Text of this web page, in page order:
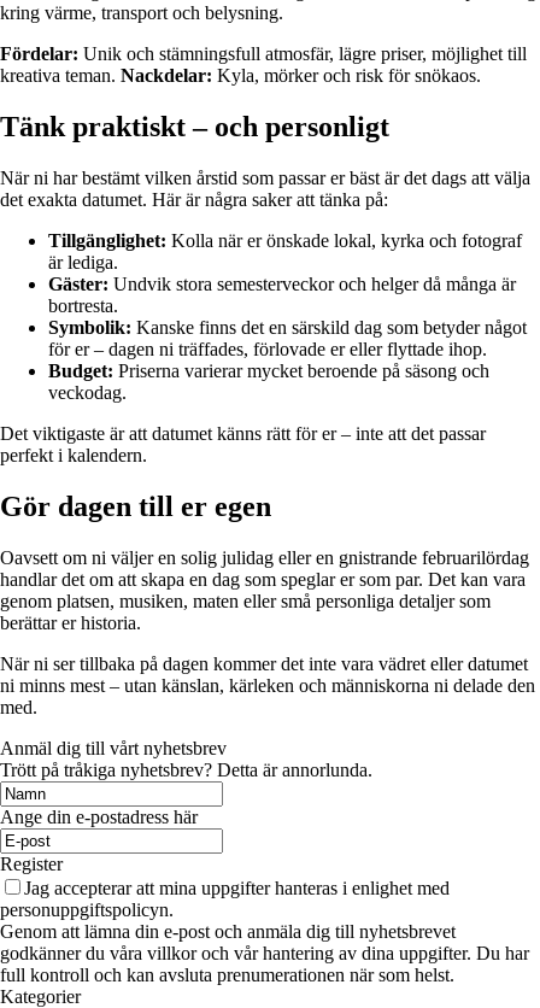
kring värme, transport och belysning.
Fördelar: Unik och stämningsfull atmosfär, lägre priser, möjlighet till
kreativa teman. Nackdelar: Kyla, mörker och risk för snökaos.
Tänk praktiskt – och personligt
När ni har bestämt vilken årstid som passar er bäst är det dags att välja
det exakta datumet. Här är några saker att tänka på:
Tillgänglighet: Kolla när er önskade lokal, kyrka och fotograf
är lediga.
Gäster: Undvik stora semesterveckor och helger då många är
bortresta.
Symbolik: Kanske finns det en särskild dag som betyder något
för er – dagen ni träffades, förlovade er eller flyttade ihop.
Budget: Priserna varierar mycket beroende på säsong och
veckodag.
Det viktigaste är att datumet känns rätt för er – inte att det passar
perfekt i kalendern.
Gör dagen till er egen
Oavsett om ni väljer en solig julidag eller en gnistrande februarilördag
handlar det om att skapa en dag som speglar er som par. Det kan vara
genom platsen, musiken, maten eller små personliga detaljer som
berättar er historia.
När ni ser tillbaka på dagen kommer det inte vara vädret eller datumet
ni minns mest – utan känslan, kärleken och människorna ni delade den
med.
Anmäl dig till vårt nyhetsbrev
Trött på tråkiga nyhetsbrev? Detta är annorlunda.
Ange din e-postadress här
Register
Jag accepterar att mina uppgifter hanteras i enlighet med
personuppgiftspolicyn.
Genom att lämna din e-post och anmäla dig till nyhetsbrevet
godkänner du våra villkor och vår hantering av dina uppgifter. Du har
full kontroll och kan avsluta prenumerationen när som helst.
Kategorier